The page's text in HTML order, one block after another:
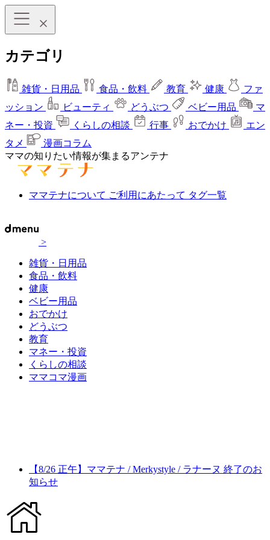
カテゴリ
雑貨・日用品 食品・飲料 教育 健康
ファ
ッション
ビューティ どうぶつ ベビー用品
マ
ネー・投資
くらしの相談 行事 おでかけ
エン
タメ
漫画コラム
ママの知りたい情報が集まるアンテナ
ママテナについて ご利用にあたって タグ一覧
>
雑貨・日用品
食品・飲料
健康
ベビー用品
おでかけ
どうぶつ
教育
マネー・投資
くらしの相談
ママコマ漫画
【8/26 正午】ママテナ / Merkystyle / ラナーヌ 終了のお
知らせ